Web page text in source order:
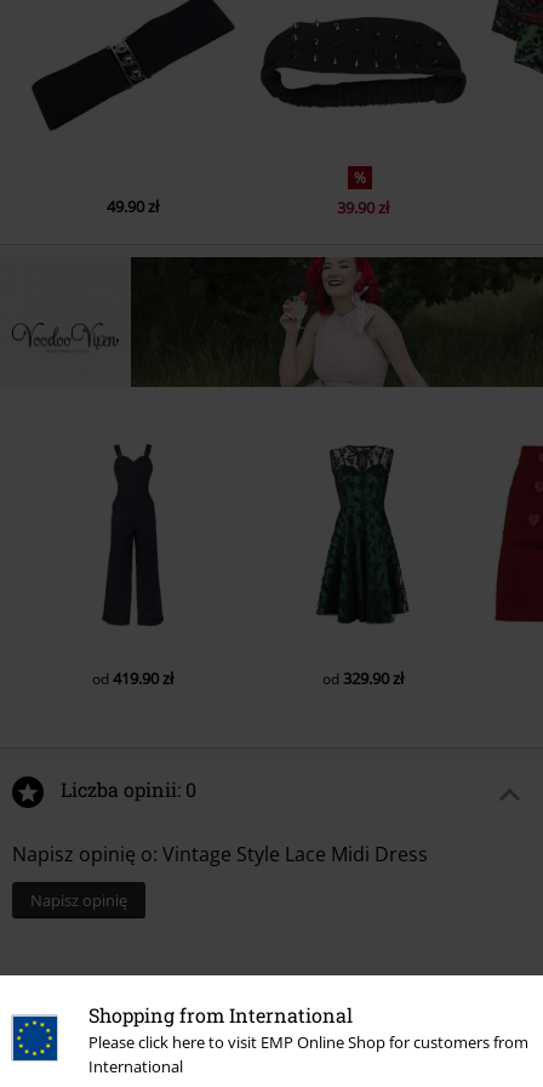
Shopping from International
Please click here to visit EMP Online Shop for customers from
International
49.90 zł
%
39.90 zł
od419.90 zł od329.90 zł
Liczba opinii: 0
Napisz opinię o: Vintage Style Lace Midi Dress
Napisz opinię